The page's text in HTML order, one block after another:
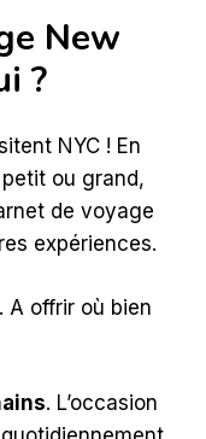
New
?
NYC ! En
ou grand,
de voyage
expériences.
. A offrir où bien
. L’occasion